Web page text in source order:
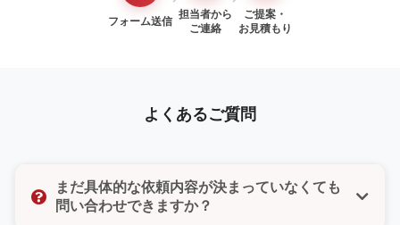
フォーム送信
担当者から
ご連絡
ご提案・
お見積もり
よくあるご質問
まだ具体的な依頼内容が決まっていなくても
問い合わせできますか？